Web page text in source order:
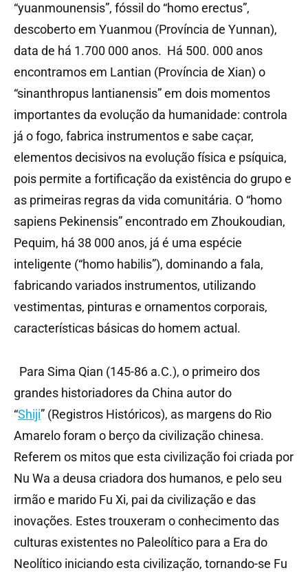
“yuanmounensis”, fóssil do “homo erectus”,
descoberto em Yuanmou (Província de Yunnan),
data de há 1.700 000 anos. Há 500. 000 anos
encontramos em Lantian (Província de Xian) o
“sinanthropus lantianensis” em dois momentos
importantes da evolução da humanidade: controla
já o fogo, fabrica instrumentos e sabe caçar,
elementos decisivos na evolução física e psíquica,
pois permite a fortificação da existência do grupo e
as primeiras regras da vida comunitária. O “homo
sapiens Pekinensis” encontrado em Zhoukoudian,
Pequim, há 38 000 anos, já é uma espécie
inteligente (“homo habilis”), dominando a fala,
fabricando variados instrumentos, utilizando
vestimentas, pinturas e ornamentos corporais,
características básicas do homem actual.
Para Sima Qian (145-86 a.C.), o primeiro dos
grandes historiadores da China autor do
“Shiji” (Registros Históricos), as margens do Rio
Amarelo foram o berço da civilização chinesa.
Referem os mitos que esta civilização foi criada por
Nu Wa a deusa criadora dos humanos, e pelo seu
irmão e marido Fu Xi, pai da civilização e das
inovações. Estes trouxeram o conhecimento das
culturas existentes no Paleolítico para a Era do
Neolítico iniciando esta civilização, tornando-se Fu